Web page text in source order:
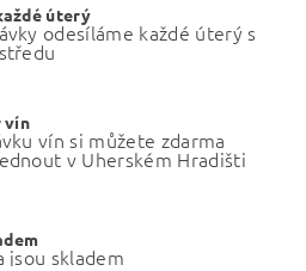
úterý
odesíláme každé úterý s
vín
vín si můžete zdarma
v Uherském Hradišti
jsou skladem